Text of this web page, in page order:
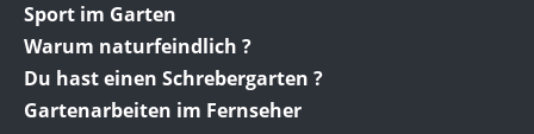
Sport im Garten
Warum naturfeindlich ?
Du hast einen Schrebergarten ?
Gartenarbeiten im Fernseher